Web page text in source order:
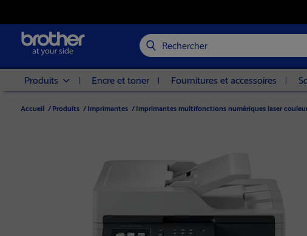
Rechercher
Produits Encre et toner Fournitures et accessoires
Accueil /Produits /Imprimantes /Imprimantes multifonctions numériques laser